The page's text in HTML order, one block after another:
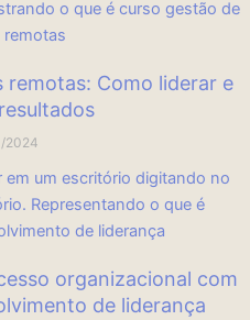
remotas: Como liderar e
2024
organizacional com
de liderança